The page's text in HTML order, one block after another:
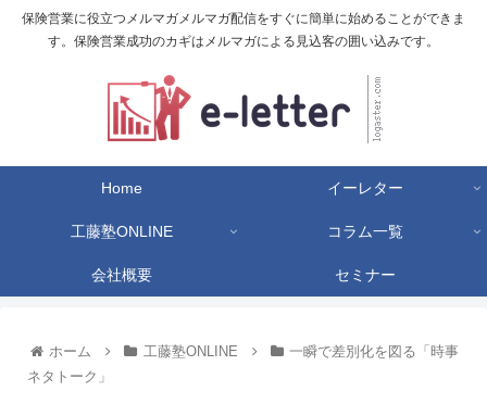
保険営業に役立つメルマガメルマガ配信をすぐに簡単に始めることができま
す。保険営業成功のカギはメルマガによる見込客の囲い込みです。
Home イーレター
工藤塾ONLINE コラム一覧
会社概要 セミナー
ホーム 工藤塾ONLINE
一瞬で差別化を図る「時事
ネタトーク」